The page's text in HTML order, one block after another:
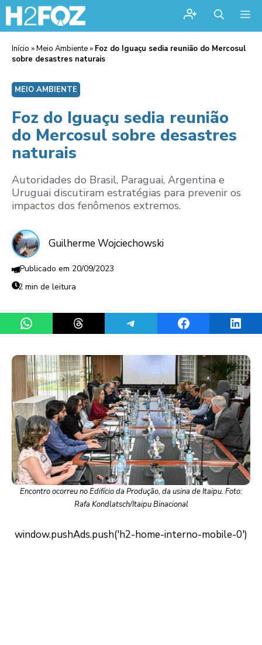
Início »Meio Ambiente » Foz do Iguaçu sedia reunião do Mercosul
sobre desastres naturais
MEIO AMBIENTE
Foz do Iguaçu sedia reunião
do Mercosul sobre desastres
naturais
Autoridades do Brasil, Paraguai, Argentina e
Uruguai discutiram estratégias para prevenir os
impactos dos fenômenos extremos.
Guilherme Wojciechowski
20/09/2023
2 min de leitura
Share on WhatsAppShare on ThreadsShare on TelegramShare on Facebook
Encontro ocorreu no Edifício da Produção, da usina de Itaipu. Foto:
Rafa Kondlatsch/Itaipu Binacional